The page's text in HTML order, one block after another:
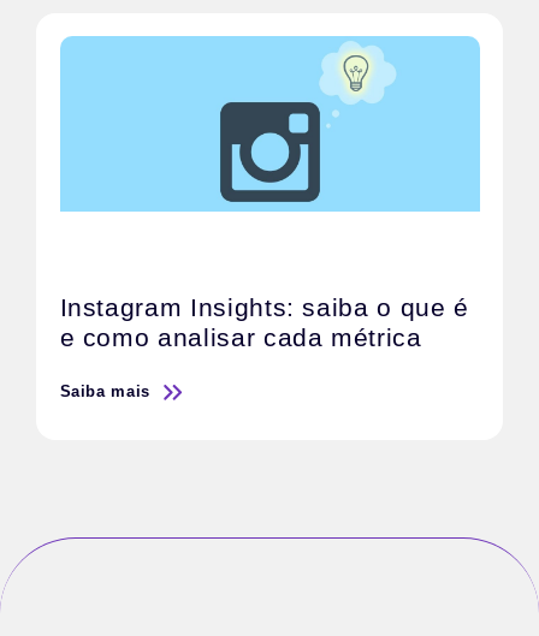
Instagram Insights: saiba o que é
e como analisar cada métrica
Saiba mais